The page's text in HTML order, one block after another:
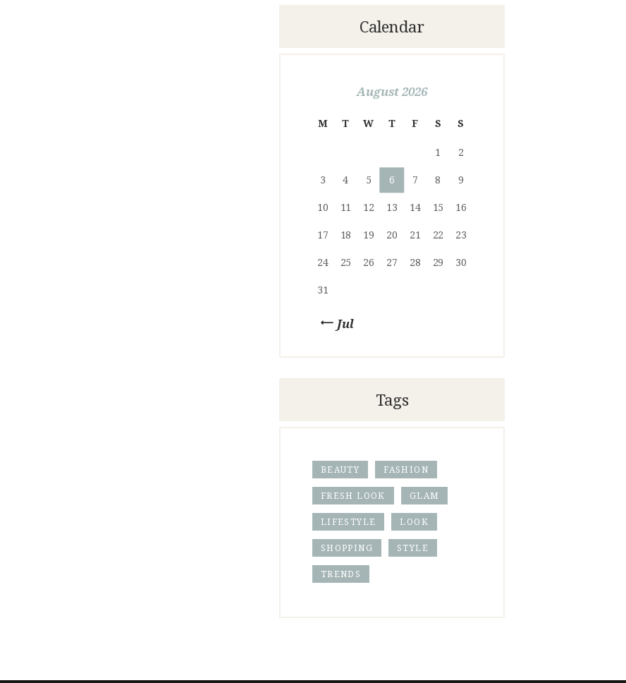
Calendar
August 2026
M T W T F S S
1 2
3 4 5 6 7 8 9
10 11 12 13 14 15 16
17 18 19 20 21 22 23
24 25 26 27 28 29 30
31
« Jul
Tags
BEAUTY FASHION
FRESH LOOK GLAM
LIFESTYLE LOOK
SHOPPING STYLE
TRENDS